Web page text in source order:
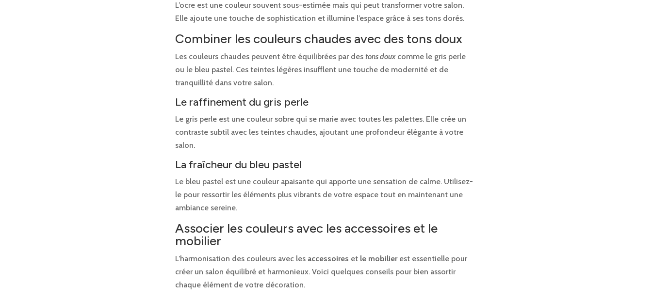
L’ocre est une couleur souvent sous-estimée mais qui peut transformer votre salon.
Elle ajoute une touche de sophistication et illumine l’espace grâce à ses tons dorés.
Combiner les couleurs chaudes avec des tons doux
Les couleurs chaudes peuvent être équilibrées par destons douxcomme le gris perle
ou le bleu pastel. Ces teintes légères insufflent une touche de modernité et de
tranquillité dans votre salon.
Le raffinement du gris perle
Le gris perle est une couleur sobre qui se marie avec toutes les palettes. Elle crée un
contraste subtil avec les teintes chaudes, ajoutant une profondeur élégante à votre
salon.
La fraîcheur du bleu pastel
Le bleu pastel est une couleur apaisante qui apporte une sensation de calme. Utilisez-
le pour ressortir les éléments plus vibrants de votre espace tout en maintenant une
ambiance sereine.
Associer les couleurs avec les accessoires et le
mobilier
L’harmonisation des couleurs avec les accessoires et le mobilierest essentielle pour
créer un salon équilibré et harmonieux. Voici quelques conseils pour bien assortir
chaque élément de votre décoration.